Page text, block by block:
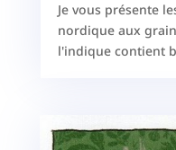
Je vous présente
nordique aux
l'indique contient